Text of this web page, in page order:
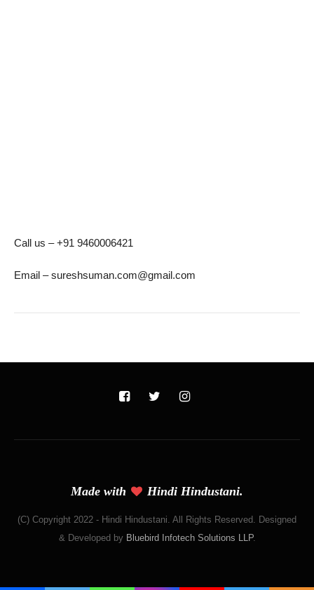
Call us – +91 9460006421
Email – sureshsuman.com@gmail.com
Made with Hindi Hindustani.
(C) Copyright 2022 - Hindi Hindustani. All Rights Reserved. Designed
& Developed by Bluebird Infotech Solutions LLP.